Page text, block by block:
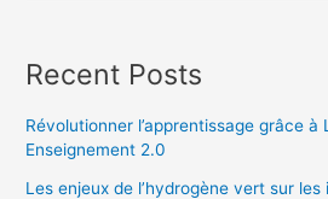
Recent Posts
Révolutionner l’apprentissage grâce à
Enseignement 2.0
Les enjeux de l’hydrogène vert sur les